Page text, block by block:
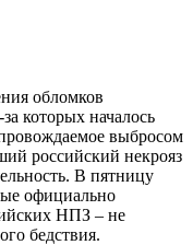
обломков
которых началось
выбросом
российский некрояз
В пятницу
официально
НПЗ – не
бедствия.